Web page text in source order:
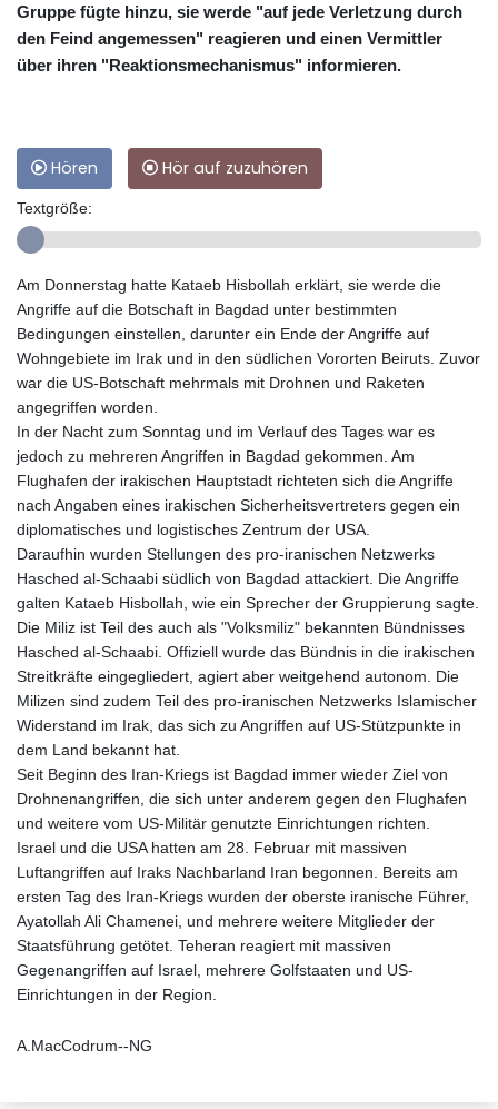
Gruppe fügte hinzu, sie werde "auf jede Verletzung durch
den Feind angemessen" reagieren und einen Vermittler
über ihren "Reaktionsmechanismus" informieren.
Hören Hör auf zuzuhören
Textgröße:
Am Donnerstag hatte Kataeb Hisbollah erklärt, sie werde die
Angriffe auf die Botschaft in Bagdad unter bestimmten
Bedingungen einstellen, darunter ein Ende der Angriffe auf
Wohngebiete im Irak und in den südlichen Vororten Beiruts. Zuvor
war die US-Botschaft mehrmals mit Drohnen und Raketen
angegriffen worden.
In der Nacht zum Sonntag und im Verlauf des Tages war es
jedoch zu mehreren Angriffen in Bagdad gekommen. Am
Flughafen der irakischen Hauptstadt richteten sich die Angriffe
nach Angaben eines irakischen Sicherheitsvertreters gegen ein
diplomatisches und logistisches Zentrum der USA.
Daraufhin wurden Stellungen des pro-iranischen Netzwerks
Hasched al-Schaabi südlich von Bagdad attackiert. Die Angriffe
galten Kataeb Hisbollah, wie ein Sprecher der Gruppierung sagte.
Die Miliz ist Teil des auch als "Volksmiliz" bekannten Bündnisses
Hasched al-Schaabi. Offiziell wurde das Bündnis in die irakischen
Streitkräfte eingegliedert, agiert aber weitgehend autonom. Die
Milizen sind zudem Teil des pro-iranischen Netzwerks Islamischer
Widerstand im Irak, das sich zu Angriffen auf US-Stützpunkte in
dem Land bekannt hat.
Seit Beginn des Iran-Kriegs ist Bagdad immer wieder Ziel von
Drohnenangriffen, die sich unter anderem gegen den Flughafen
und weitere vom US-Militär genutzte Einrichtungen richten.
Israel und die USA hatten am 28. Februar mit massiven
Luftangriffen auf Iraks Nachbarland Iran begonnen. Bereits am
ersten Tag des Iran-Kriegs wurden der oberste iranische Führer,
Ayatollah Ali Chamenei, und mehrere weitere Mitglieder der
Staatsführung getötet. Teheran reagiert mit massiven
Gegenangriffen auf Israel, mehrere Golfstaaten und US-
Einrichtungen in der Region.
A.MacCodrum--NG